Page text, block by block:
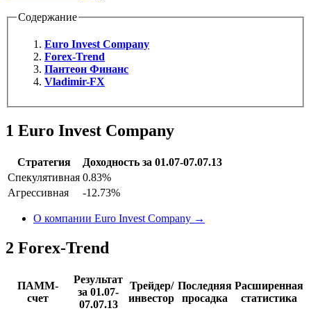
Содержание
Euro Invest Company
Forex-Trend
Пантеон Финанс
Vladimir-FX
1 Euro Invest Company
Стратегия
Доходность за 01.07-07.07.13
Спекулятивная 0.83%
Агрессивная
-12.73%
О компании Euro Invest Company →
2 Forex-Trend
ПАММ-
счет
Результат
за 01.07-
07.07.13
Трейдер/
инвестор
Последняя
просадка
Расширенная
статистика